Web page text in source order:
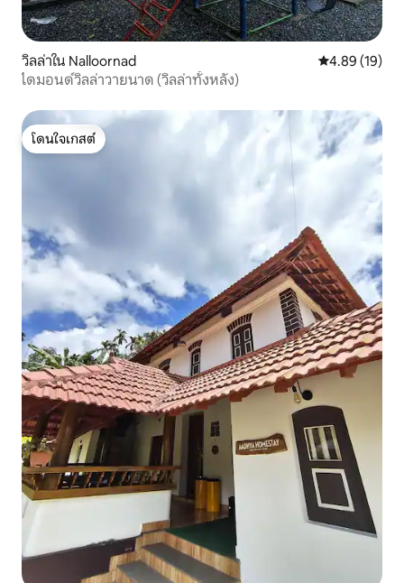
วิลล่าใน Nalloornad คะแนนเฉลี่ย
4.89 (19)
ไดมอนด์วิลล่าวายนาด (วิลล่าทั้งหลัง)
โดนใจเกสต์
โดนใจเกสต์